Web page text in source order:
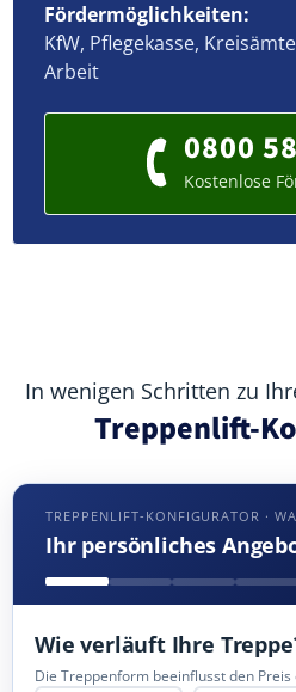
Fördermöglichkeiten:
KfW, Pflegekasse,
Arbeit
0800
Kostenlose
In wenigen Schritten zu
Treppenlift-
TREPPENLIFT-KONFIGURATOR ·
Ihr persönliches
Wie verläuft Ihre
Die Treppenform beeinflusst den